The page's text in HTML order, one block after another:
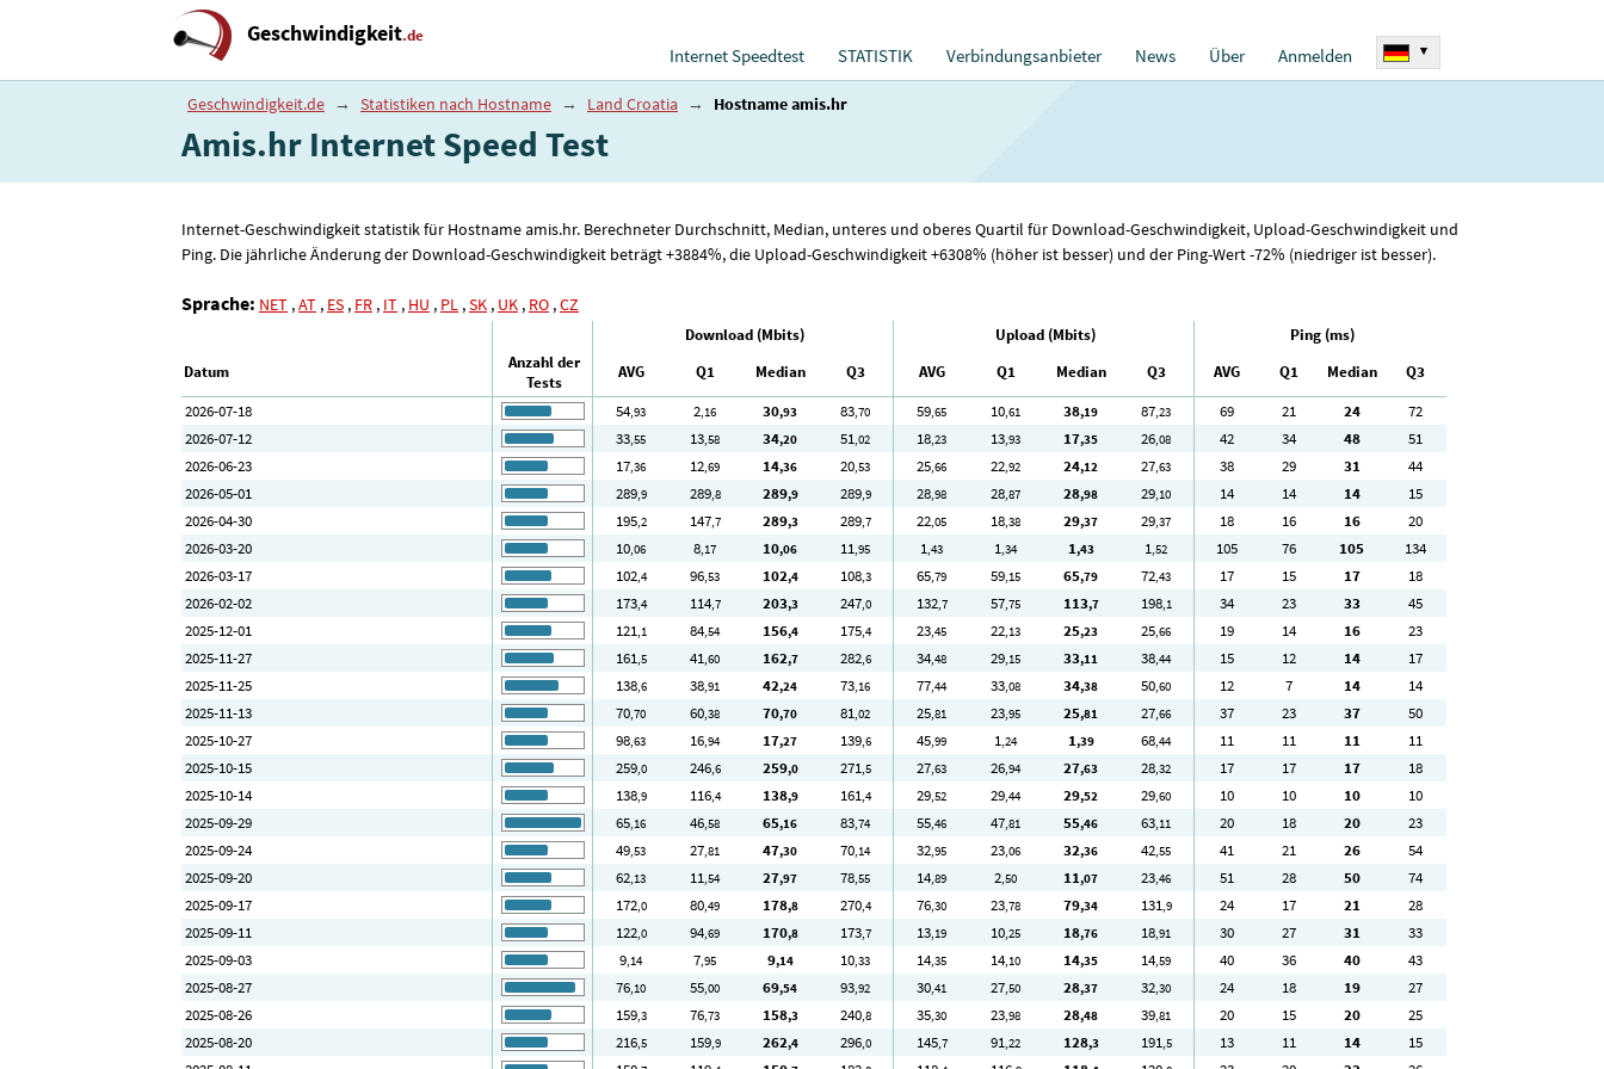
Geschwindigkeit.de
Internet Speedtest STATISTIK Verbindungsanbieter News Über Anmelden ▾
Geschwindigkeit.de → Statistiken nach Hostname → Land Croatia → Hostname amis.hr
Amis.hr Internet Speed ​​Test
Internet-Geschwindigkeit statistik für Hostname amis.hr. Berechneter Durchschnitt, Median, unteres und oberes Quartil für Download-Geschwindigkeit, Upload-Geschwindigkeit und
Ping. Die jährliche Änderung der Download-Geschwindigkeit beträgt +3884%, die Upload-Geschwindigkeit +6308% (höher ist besser) und der Ping-Wert -72% (niedriger ist besser).
Sprache: NET ,AT , ES , FR , IT , HU , PL ,SK , UK , RO ,CZ
Download (Mbits) Upload (Mbits)
Ping (ms)
Datum
Anzahl der
Tests
AVG Q1 Median Q3 AVG Q1 Median Q3 AVG Q1 Median
Q3
2026-07-18
54,93 2,16 30,93 83,70 59,65 10,61 38,19 87,23 69 21 24
72
2026-07-12
33,55 13,58 34,20 51,02 18,23 13,93 17,35 26,08 42 34 48
51
2026-06-23
17,36 12,69 14,36 20,53 25,66 22,92 24,12 27,63 38 29 31
44
2026-05-01
289,9 289,8 289,9 289,9 28,98 28,87 28,98 29,10 14 14 14
15
2026-04-30
195,2 147,7 289,3 289,7 22,05 18,38 29,37 29,37 18 16 16
20
2026-03-20
10,06 8,17 10,06 11,95 1,43 1,34 1,43 1,52 105 76 105
134
2026-03-17
102,4 96,53 102,4 108,3 65,79 59,15 65,79 72,43 17 15 17
18
2026-02-02
173,4 114,7 203,3 247,0 132,7 57,75 113,7 198,1 34 23 33
45
2025-12-01
121,1 84,54 156,4 175,4 23,45 22,13 25,23 25,66 19 14 16
23
2025-11-27
161,5 41,60 162,7 282,6 34,48 29,15 33,11 38,44 15 12 14
17
2025-11-25
138,6 38,91 42,24 73,16 77,44 33,08 34,38 50,60 12 7 14
14
2025-11-13
70,70 60,38 70,70 81,02 25,81 23,95 25,81 27,66 37 23 37
50
2025-10-27
98,63 16,94 17,27 139,6 45,99 1,24 1,39 68,44 11 11 11
11
2025-10-15
259,0 246,6 259,0 271,5 27,63 26,94 27,63 28,32 17 17 17
18
2025-10-14
138,9 116,4 138,9 161,4 29,52 29,44 29,52 29,60 10 10 10
10
2025-09-29
65,16 46,58 65,16 83,74 55,46 47,81 55,46 63,11 20 18 20
23
2025-09-24
49,53 27,81 47,30 70,14 32,95 23,06 32,36 42,55 41 21 26
54
2025-09-20
62,13 11,54 27,97 78,55 14,89 2,50 11,07 23,46 51 28 50
74
2025-09-17
172,0 80,49 178,8 270,4 76,30 23,78 79,34 131,9 24 17 21
28
2025-09-11
122,0 94,69 170,8 173,7 13,19 10,25 18,76 18,91 30 27 31
33
2025-09-03
9,14 7,95 9,14 10,33 14,35 14,10 14,35 14,59 40 36 40
43
2025-08-27
76,10 55,00 69,54 93,92 30,41 27,50 28,37 32,30 24 18 19
27
2025-08-26
159,3 76,73 158,3 240,8 35,30 23,98 28,48 39,81 20 15 20
25
2025-08-20
216,5 159,9 262,4 296,0 145,7 91,22 128,3 191,5 13 11 14
15